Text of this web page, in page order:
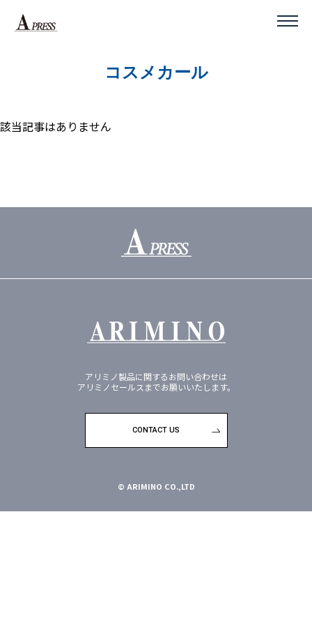
コスメカール
該当記事はありません
アリミノ製品に関するお問い合わせは
アリミノセールスまでお願いいたします。
CONTACT US
© ARIMINO CO.,LTD